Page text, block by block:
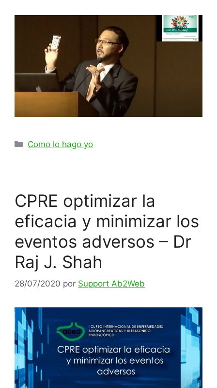
Como lo hago yo
CPRE optimizar la
eficacia y minimizar los
eventos adversos – Dr
Raj J. Shah
28/07/2020 por Support Ab2Web